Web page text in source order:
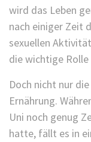
wird das Leben
nach einiger Zeit
sexuellen
die wichtige Rolle
Doch nicht nur
Ernährung.
Uni noch genug
hatte, fällt es in